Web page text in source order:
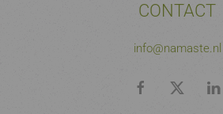
CONTACT
info@namaste.nl